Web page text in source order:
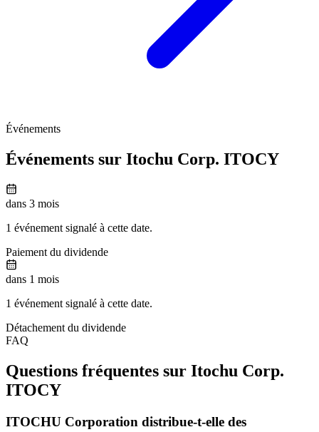
Événements
Événements sur Itochu Corp. ITOCY
dans 3 mois
1 événement signalé à cette date.
Paiement du dividende
dans 1 mois
1 événement signalé à cette date.
Détachement du dividende
FAQ
Questions fréquentes sur Itochu Corp.
ITOCY
ITOCHU Corporation distribue-t-elle des